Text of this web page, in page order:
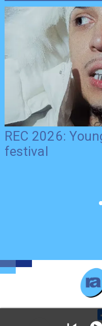
REC 2026:
festival